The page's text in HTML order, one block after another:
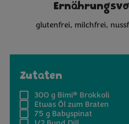
glutenfrei milchfrei
Zutaten
300 g Bimi® Brokkoli
EtwasÖl zum Braten
75 g Babyspinat